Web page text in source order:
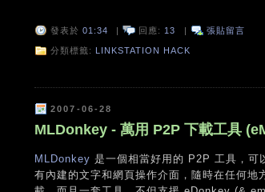
發表於 01:34 | 回應: 13 | 張貼留言
分類標籤: LINKSTATION HACK
2007-06-28
MLDonkey - 萬用 P2P 下載工具
MLDonkey 是一個相當好用的 P2P 工具，可
有內建的文字和網頁操作介面，隨時在任何